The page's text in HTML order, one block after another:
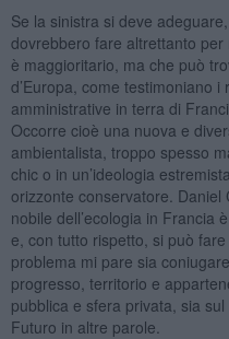
Se la sinistra si deve
dovrebbero fare altrettanto
è maggioritario, ma che può
d’Europa, come testimoniano
amministrative in terra di
Occorre cioè una nuova e
ambientalista, troppo spesso
chic o in un’ideologia
orizzonte conservatore.
nobile dell’ecologia in Francia
e, con tutto rispetto, si può
problema mi pare sia
progresso, territorio e
pubblica e sfera privata, sia
Futuro in altre parole.